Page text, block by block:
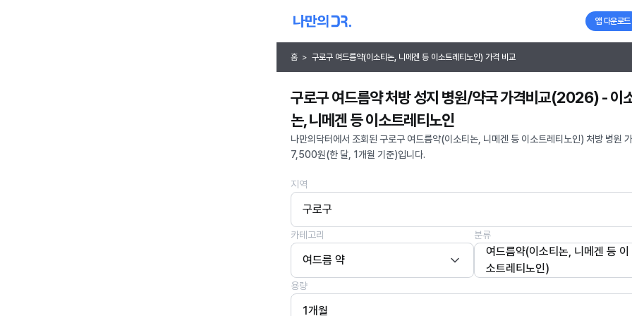
앱 다운로드
홈 > 구로구 여드름약(이소티논, 니메겐 등 이소트레티노인) 가격 비교
구로구 여드름약 처방 성지 병원/약국 가격비교(2026) - 이
논, 니메겐 등 이소트레티노인
나만의닥터에서 조회된 구로구 여드름약(이소티논, 니메겐 등 이소트레티노인) 처방 병원
7,500원(한 달, 1개월 기준)입니다.
지역
구로구
카테고리
여드름 약
분류
여드름약(이소티논, 니메겐 등 이
소트레티노인)
용량
1개월